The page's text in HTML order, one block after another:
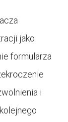
jako
formularza
i